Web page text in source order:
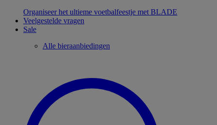
Organiseer het ultieme voetbalfeestje met BLADE
Veelgestelde vragen
Sale
Alle bieraanbiedingen